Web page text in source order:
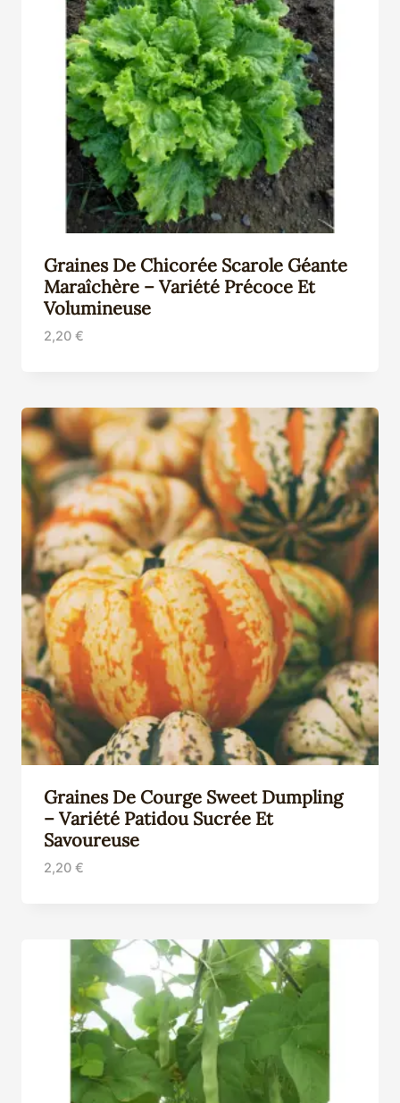
Graines De Chicorée Scarole Géante
Maraîchère – Variété Précoce Et
Volumineuse
2,20 €
Graines De Courge Sweet Dumpling
– Variété Patidou Sucrée Et
Savoureuse
2,20 €